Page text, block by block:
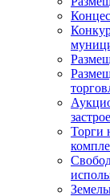
Торги